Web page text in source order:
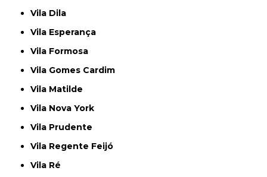
Vila Dila
Vila Esperança
Vila Formosa
Vila Gomes Cardim
Vila Matilde
Vila Nova York
Vila Prudente
Vila Regente Feijó
Vila Ré